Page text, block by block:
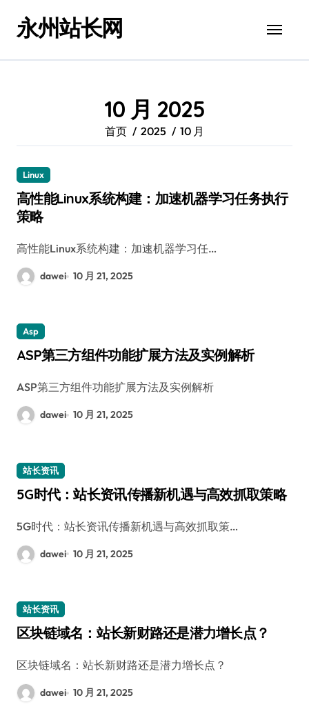
永州站长网
10 月 2025
首页 2025 10 月
Linux
高性能Linux系统构建：加速机器学习任务执行
策略
高性能Linux系统构建：加速机器学习任…
dawei 10 月 21, 2025
Asp
ASP第三方组件功能扩展方法及实例解析
ASP第三方组件功能扩展方法及实例解析
dawei 10 月 21, 2025
站长资讯
5G时代：站长资讯传播新机遇与高效抓取策略
5G时代：站长资讯传播新机遇与高效抓取策…
dawei 10 月 21, 2025
站长资讯
区块链域名：站长新财路还是潜力增长点？
区块链域名：站长新财路还是潜力增长点？
dawei 10 月 21, 2025